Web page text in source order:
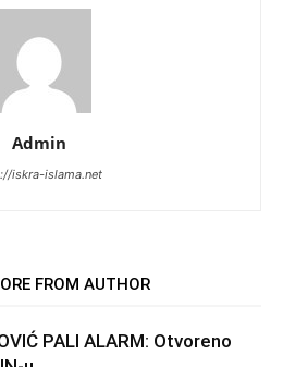
Admin
iskra-islama.net
FROM AUTHOR
PALI ALARM: Otvoreno